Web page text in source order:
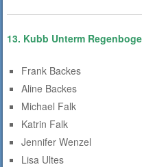
13. Kubb Unterm
Frank Backes
Aline Backes
Michael Falk
Katrin Falk
Jennifer Wenzel
Lisa Ultes